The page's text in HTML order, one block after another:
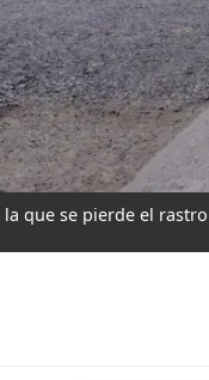
que se pierde el